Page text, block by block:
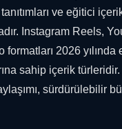
ve eğitici
Instagram Reels,
formatları 2026 yılında
sahip içerik
sürdürülebilir